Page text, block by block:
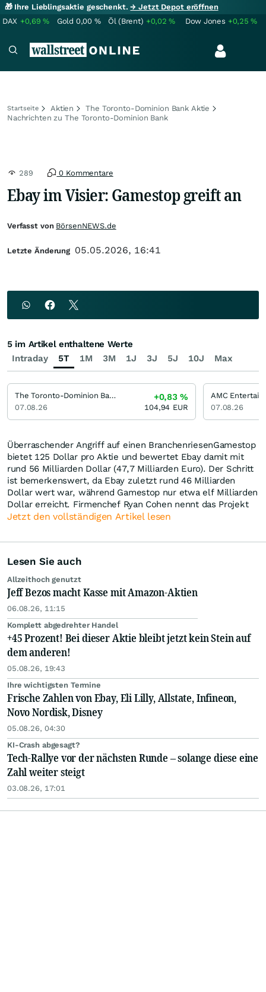
🎁 Ihre Lieblingsaktie geschenkt.→ Jetzt Depot eröffnen
DAX +0,69% Gold 0,00 % Öl (Brent) +0,02% Dow Jones +0,25%
Startseite Aktien
The Toronto-Dominion Bank Aktie
Nachrichten zu The Toronto-Dominion Bank
289 0 Kommentare
Ebay im Visier: Gamestop greift an
Überraschender Angriff auf einen BranchenriesenGamestop
bietet 125 Dollar pro Aktie und bewertet Ebay damit mit
rund 56 Milliarden Dollar (47,7 Milliarden Euro). Der Schritt
ist bemerkenswert, da Ebay zuletzt rund 46 Milliarden
Dollar wert war, während Gamestop nur etwa elf Milliarden
Dollar erreicht. Firmenchef Ryan Cohen nennt das Projekt
Jetzt den vollständigen Artikel lesen
Lesen Sie auch
Allzeithoch genutzt
Jeff Bezos macht Kasse mit Amazon-Aktien
06.08.26, 11:15
Komplett abgedrehter Handel
+45 Prozent! Bei dieser Aktie bleibt jetzt kein Stein auf
dem anderen!
05.08.26, 19:43
Ihre wichtigsten Termine
Frische Zahlen von Ebay, Eli Lilly, Allstate, Infineon,
Novo Nordisk, Disney
05.08.26, 04:30
KI-Crash abgesagt?
Tech-Rallye vor der nächsten Runde – solange diese eine
Zahl weiter steigt
03.08.26, 17:01
Verfasst von BörsenNEWS.de
Letzte Änderung 05.05.2026, 16:41
Intraday 5T 1M 3M 1J 3J 5J 10J Max
5 im Artikel enthaltene Werte
The Toronto-Dominion Bank
07.08.26
+0,83%
104,94 EUR 07.08.26